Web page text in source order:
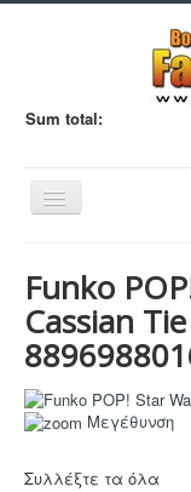
Sum total:
Εναλλαγή
πλοήγησης
Μινιατούρες
3D Εκτυπώσεις
Funko
Cassian
Μεγέθυνση
Συλλέξτε τα όλα